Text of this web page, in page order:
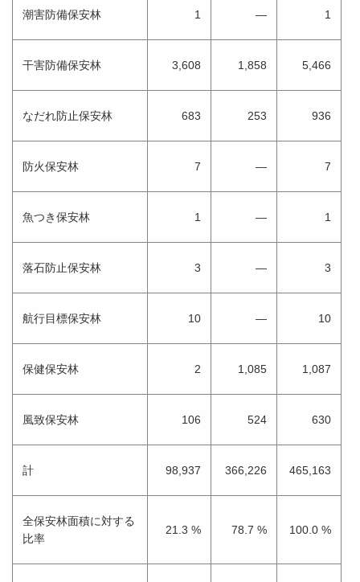
潮害防備保安林 1 — 1
干害防備保安林 3,608 1,858 5,466
なだれ防止保安林 683 253 936
防火保安林 7 — 7
魚つき保安林 1 — 1
落石防止保安林 3 — 3
航行目標保安林 10 — 10
保健保安林 2 1,085 1,087
風致保安林 106 524 630
計 98,937 366,226 465,163
全保安林面積に対する
比率
21.3 % 78.7 % 100.0 %